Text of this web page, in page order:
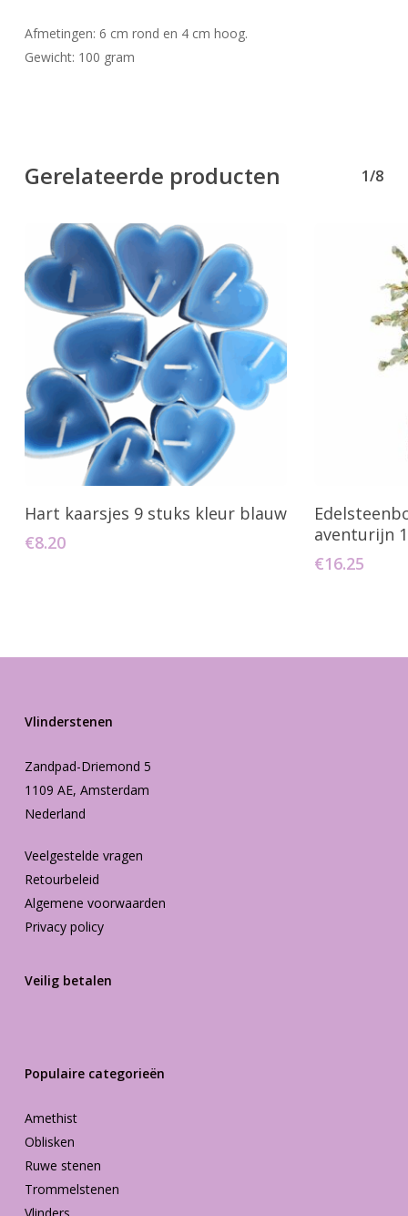
Afmetingen: 6 cm rond en 4 cm hoog.
Gewicht: 100 gram
Gerelateerde producten 1/8
Toevoegen Aan Winkelwagen
Hart kaarsjes 9 stuks kleur blauw
€8.20
aventurijn
€16.25
Vlinderstenen
Zandpad-Driemond 5
1109 AE, Amsterdam
Nederland
Veelgestelde vragen
Retourbeleid
Algemene voorwaarden
Privacy policy
Veilig betalen
Populaire categorieën
Amethist
Oblisken
Ruwe stenen
Trommelstenen